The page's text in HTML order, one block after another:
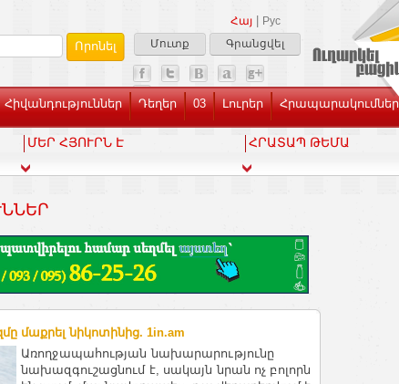
Հայ
Рус
Մուտք
Գրանցվել
Հիվանդություններ Դեղեր 03 Լուրեր Հրապարակումներ
ՄԵՐ ՀՅՈՒՐՆ Է ՀՐԱՏԱՊ ԹԵՄԱ
մաքրել նիկոտինից. 1in.am
Առողջապահության նախարարությունը
նախազգուշացնում է, սակայն նրան ոչ բոլորն